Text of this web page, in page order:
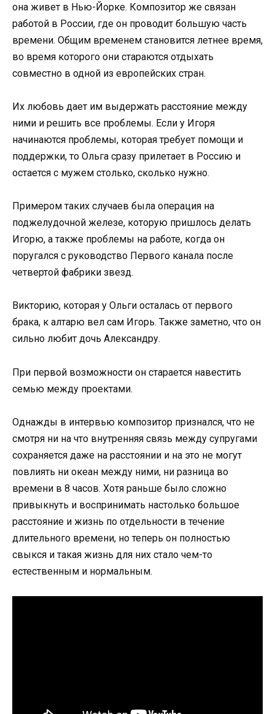
она живет в Нью-Йорке. Композитор же связан
работой в России, где он проводит большую часть
времени. Общим временем становится летнее время,
во время которого они стараются отдыхать
совместно в одной из европейских стран.
Их любовь дает им выдержать расстояние между
ними и решить все проблемы. Если у Игоря
начинаются проблемы, которая требует помощи и
поддержки, то Ольга сразу прилетает в Россию и
остается с мужем столько, сколько нужно.
Примером таких случаев была операция на
поджелудочной железе, которую пришлось делать
Игорю, а также проблемы на работе, когда он
поругался с руководство Первого канала после
четвертой фабрики звезд.
Викторию, которая у Ольги осталась от первого
брака, к алтарю вел сам Игорь. Также заметно, что он
сильно любит дочь Александру.
При первой возможности он старается навестить
семью между проектами.
Однажды в интервью композитор признался, что не
смотря ни на что внутренняя связь между супругами
сохраняется даже на расстоянии и на это не могут
повлиять ни океан между ними, ни разница во
времени в 8 часов. Хотя раньше было сложно
привыкнуть и воспринимать настолько большое
расстояние и жизнь по отдельности в течение
длительного времени, но теперь он полностью
свыкся и такая жизнь для них стало чем-то
естественным и нормальным.